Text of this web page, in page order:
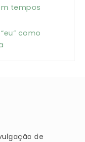
tempos
como
de